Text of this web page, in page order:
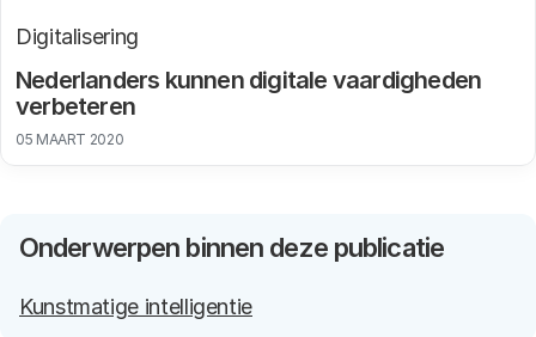
Nederlanders kunnen digitale vaardigheden
verbeteren
Digitalisering
05 MAART 2020
Onderwerpen binnen deze publicatie
Kunstmatige intelligentie